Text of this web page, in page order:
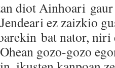
diot Ainhoari gaur
ez zaizkio
bat nator,
gozo-gozo